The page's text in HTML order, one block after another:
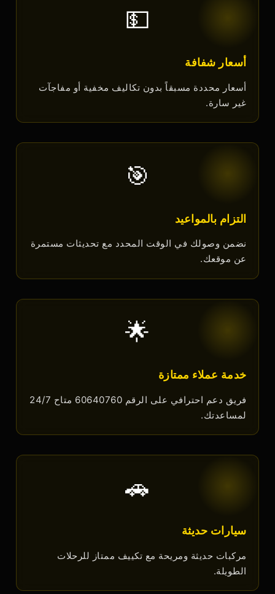
💵
أسعار شفافة
أسعار محددة مسبقاً بدون تكاليف مخفية أو مفاجآت
غير سارة.
🎯
التزام بالمواعيد
نضمن وصولك في الوقت المحدد مع تحديثات مستمرة
عن موقعك.
🌟
خدمة عملاء ممتازة
فريق دعم احترافي على الرقم 60640760 متاح 24/7
لمساعدتك.
🚗
سيارات حديثة
مركبات حديثة ومريحة مع تكييف ممتاز للرحلات
الطويلة.